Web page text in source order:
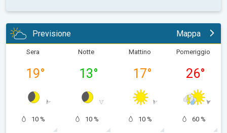
Previsione Mappa
Sera
19°
10 %
Notte
13°
10 %
Mattino
17°
10 %
Pomeriggio
26°
60 %